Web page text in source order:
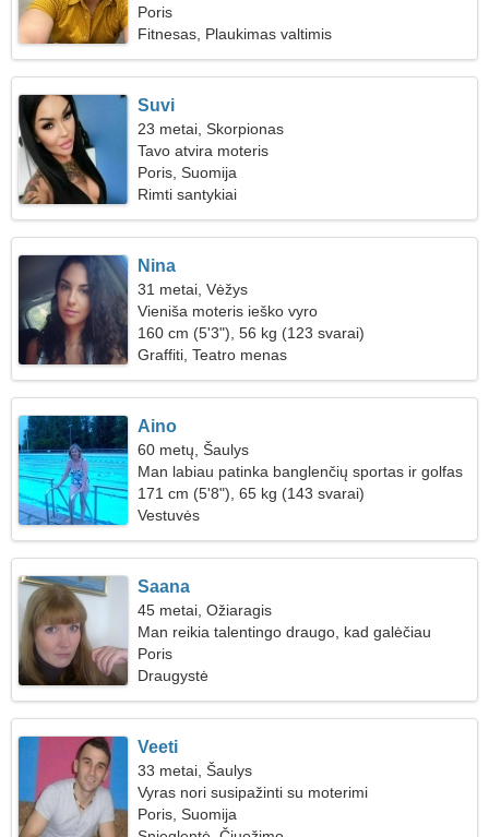
Poris
Fitnesas, Plaukimas valtimis
Suvi
23 metai, Skorpionas
Tavo atvira moteris
Poris, Suomija
Rimti santykiai
Nina
31 metai, Vėžys
Vieniša moteris ieško vyro
160 cm (5'3"), 56 kg (123 svarai)
Graffiti, Teatro menas
Aino
60 metų, Šaulys
Man labiau patinka banglenčių sportas ir golfas
171 cm (5'8"), 65 kg (143 svarai)
Vestuvės
Saana
45 metai, Ožiaragis
Man reikia talentingo draugo, kad galėčiau
gaminti kartu
Poris
Draugystė
Veeti
33 metai, Šaulys
Vyras nori susipažinti su moterimi
Poris, Suomija